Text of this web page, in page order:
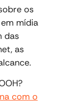
os
mídia
das
as
com o